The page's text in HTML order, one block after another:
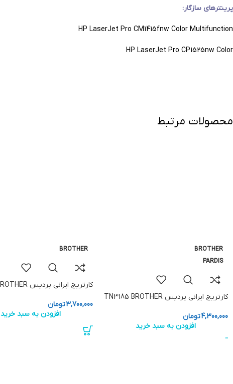
پرینترهای سازگار:
HP LaserJet Pro CM1415fnw Color Multifunction
HP LaserJet Pro CP1525nw Color
محصولات مرتبط
BROTHER
PARDIS
کارتریج ایرانی پردیس TN3185 BROTHER
4,300,000تومان
افزودن به سبد خرید
BROTHER
کارتریج ایرانی پردیس TN2280 BROTHER
3,700,000تومان
افزودن به سبد خرید